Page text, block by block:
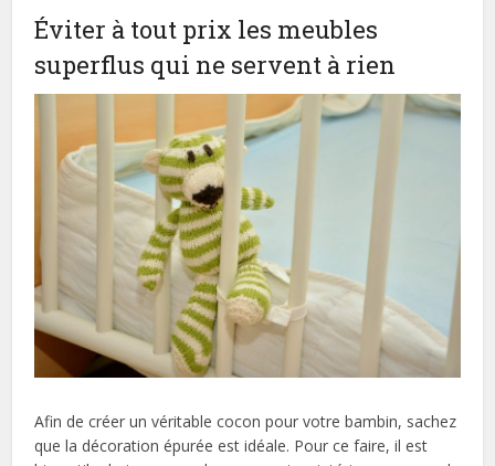
Éviter à tout prix les meubles
superflus qui ne servent à rien
Afin de créer un véritable cocon pour votre bambin, sachez
que la décoration épurée est idéale. Pour ce faire, il est